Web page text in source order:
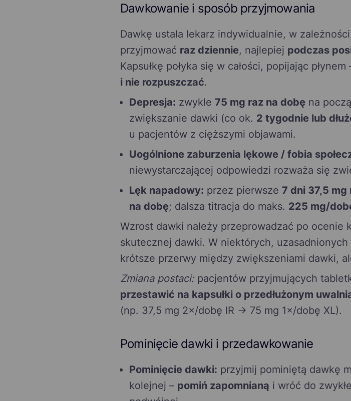
Dawkowanie i sposób przyjmowania
Dawkę ustala lekarz indywidualnie, w
przyjmować raz dziennie, najlepiej podczas
Kapsułkę połyka się w całości, popijając płynem
i nie rozpuszczać.
Depresja: zwykle 75 mg raz na dobę na
zwiększanie dawki (co ok. 2 tygodnie lub
u pacjentów z cięższymi objawami.
Uogólnione zaburzenia lękowe / fobia
niewystarczającej odpowiedzi rozważa się
Lęk napadowy: przez pierwsze 7 dni 37,5 mg
na dobę; dalsza titracja do maks. 225 mg/
Wzrost dawki należy przeprowadzać po ocenie
skutecznej dawki. W niektórych,
krótsze przerwy między zwiększeniami dawki,
Zmiana postaci:pacjentów przyjmujących
przestawić na kapsułki o przedłużonym
(np. 37,5 mg 2×/dobę IR → 75 mg 1×/dobę XL).
Pominięcie dawki i przedawkowanie
Pominięcie dawki: przyjmij pominiętą dawkę
kolejnej – pomiń zapomnianą i wróć do